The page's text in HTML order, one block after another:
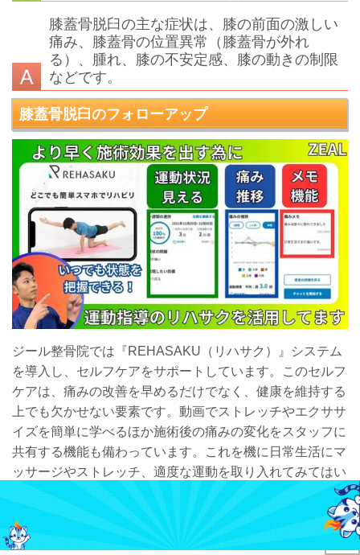
膝蓋骨脱臼の主な症状は、膝の前面の激しい
痛み、膝蓋骨の位置異常（膝蓋骨が外れ
る）、腫れ、膝の不安定感、膝の動きの制限
などです。
膝蓋骨脱臼 のフォローアップ
ジール整骨院では『REHASAKU（リハサク）』システム
を導入し、セルフケアをサポートしています。このセルフ
ケアは、痛みの改善を早めるだけでなく、健康を維持する
上でも欠かせない要素です。動画でストレッチやエクササ
イズを簡単に学べるほか施術後の痛みの変化をスタッフに
共有する機能も備わっています。これを機に日常生活にマ
ッサージやストレッチ、適度な運動を取り入れてみてはい
かがでしょうか。自宅でも安心してケアを続けていただけ
るよう、アフターサポートにも力を入れています。